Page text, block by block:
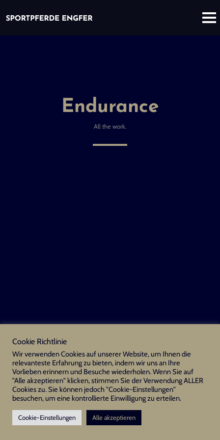
Endurance
All the work.
Cookie Richtlinie
Wir verwenden Cookies auf unserer Website, um Ihnen die
relevanteste Erfahrung zu bieten, indem wir uns an Ihre
Vorlieben erinnern und Besuche wiederholen. Wenn Sie auf
"Alle akzeptieren" klicken, stimmen Sie der Verwendung ALLER
Cookies zu. Sie können jedoch "Cookie-Einstellungen"
besuchen, um eine kontrollierte Einwilligung zu erteilen.
Cookie-Einstellungen Alle akzeptieren